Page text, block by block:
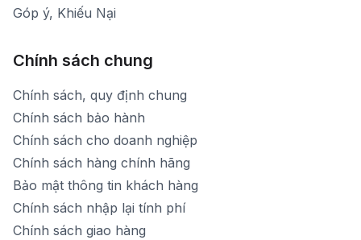
Góp ý, Khiếu Nại
Chính sách chung
Chính sách, quy định chung
Chính sách bảo hành
Chính sách cho doanh nghiệp
Chính sách hàng chính hãng
Bảo mật thông tin khách hàng
Chính sách nhập lại tính phí
Chính sách giao hàng